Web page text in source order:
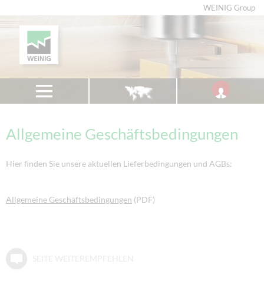
WEINIG Group
Allgemeine Geschäftsbedingungen
Hier finden Sie unsere aktuellen Lieferbedingungen und AGBs:
Allgemeine Geschäftsbedingungen (PDF)